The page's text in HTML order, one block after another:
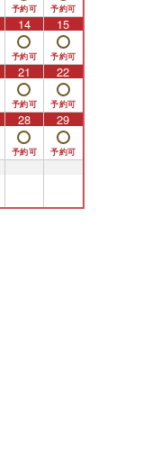
14 15
21 22
28 29